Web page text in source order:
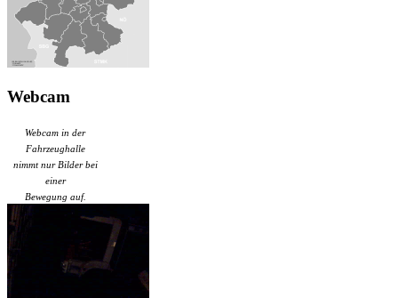
Webcam
Webcam in der
Fahrzeughalle
nimmt nur Bilder bei
einer
Bewegung auf.